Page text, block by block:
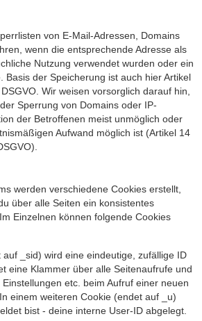
von E-Mail-Adressen, Domains
wenn die entsprechende Adresse als
Nutzung verwendet wurden oder ein
Basis der Speicherung ist auch hier Artikel
Wir weisen vorsorglich darauf hin,
Sperrung von Domains oder IP-
der Betroffenen meist unmöglich oder
Aufwand möglich ist (Artikel 14
werden verschiedene Cookies erstellt,
über alle Seiten ein konsistentes
Einzelnen können folgende Cookies
_sid) wird eine eindeutige, zufällige ID
eine Klammer über alle Seitenaufrufe und
etc. beim Aufruf einer neuen
einem weiteren Cookie (endet auf _u)
bist - deine interne User-ID abgelegt.